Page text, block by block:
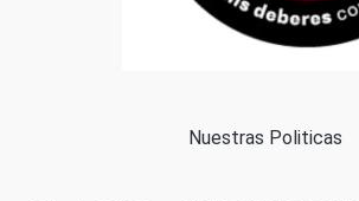
Nuestras Politicas